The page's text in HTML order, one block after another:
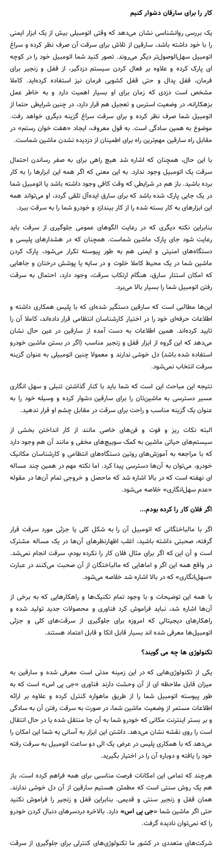
کار را برای سارقان دشوار کنیم
یک بررسی روانشناسی نشان می‌دهد که وقتی اتومبیلی بیش از یک ابزار ایمنی
را با خود داشته باشد، سارقین از تلاش برای سرقت آن صرف نظر کرده و سراغ
اتومبیل سهل‌الوصول‌تر دیگر می‌روند. تصور کنید شما اتومبیل خود را در کوچه
ای پارک کرده و علاوه بر فعال کردن سیستم دزدگیر، از قفل و زنجیر برای
فرمان، قفل پدال و حتی قفل کشویی فرمان نیز استفاده کرده‌اید. کاملا
مشخص است دزدی که زمان برای او بسیار اهمیت دارد و به خاطر عمل
بزهکارانه، در وضعیت استرس و تعجیل هم قرار دارد، در چنین شرایطی حتما از
اتومبیل شما صرف نظر کرده و برای سرقت سراغ گزینه دیگری خواهد رفت.
موضوع به همین سادگی است. به قول معروف، ایجاد «هفت خوان رستم» در
مقابل راه سارقین مهم‌ترین راه برای اطمینان از دزدیده نشدن ماشین شماست.
با این حال، همچنان که اشاره شد هیچ راهی برای به صفر رساندن احتمال
سرقت یک اتومبیل وجود ندارد. به این معنی که اگر همه این ابزارها را به کار
برده باشید. باز هم در شرایطی که وقت کافی وجود داشته باشد یا اتومبیل شما
در یک جایی پارک شده باشد که برای سارق ایده‌آل تلقی گردد، او می‌تواند همه
این ابزارهای به کار بسته شده را از کار بیندازد و خودرو شما را به سرقت ببرد.
بنابراین نکته دیگری که در رعایت الگو‌های عمومی‌ جلوگیری از سرقت باید
رعایت شود جای پارک ماشین شماست. همچنان که در هشدارهای پلیسی و
دستگاه‌های امنیتی و ایمنی هم به طور پیوسته تکرار می‌شود، پارک کردن
ماشین شما در یک محیط کاملا خلوت و در سایه یا پوشش درختان و جاهایی
که امکان استتار سارق، هنگام ارتکاب سرقت، وجود دارد، احتمال به سرقت
رفتن اتومبیل شما را بسیار بالا می‌برد.
این‌ها مطالبی است که سارقین دستگیر شده‌ای که با پلیس همکاری داشته و
اطلاعات حرفه‌ای خود را در اختیار کارشناسان انتظامی ‌قرار داده‌اند، کاملا آن را
تایید کرده‌اند. همین اطلاعات به دست آمده از سارقین در عین حال نشان
می‌دهد که این گروه از ابزار قفل و زنجیر مناسب (اگر در بستن ماشین خودرو
استفاده شده باشد) دل خوشی ندارند و معمولا چنین اتومبیلی به عنوان گزینه
سرقت انتخاب نمی‌شود.
نتیجه این مباحث این است که شما باید با کنار گذاشتن تنبلی و سهل انگاری
مسیر دسترسی به ماشین‌تان را برای سارقین دشوار کرده و وسیله خود را به
عنوان یک گزینه مناسب و راحت برای سرقت در مقابل چشم او قرار ندهید.
البته نکات ریز و فوت و فن‌های خاصی مانند از کار انداختن بخشی از
سیستم‌های حیاتی ماشین به کمک سوییچ‌های مخفی و مانند آن هم وجود دارد
که با مراجعه به آموزش‌های روتین دستگاه‌های انتظامی‌ و کارشناسان مکانیک
خودرو، می‌توان به آن‌ها دسترسی پیدا کرد. اما نکته مهم در همین چند مساله
ای نهفته است که در بالا اشاره شد که ماحصل و خروجی تمام آن‌ها در مقوله
«عدم سهل‌انگاری» خلاصه می‌شود.
اگر فلان کار را کرده بودم...
اگر با مالباختگانی که اتومبیل آن را به شکل کلی یا جزئی مورد سرقت قرار
گرفته، صحبتی داشته باشید، اغلب اظهارنظرهای آن‌ها در یک مساله مشترک
است و آن این که اگر برای مثال فلان کار را نکرده بودم، سرقت انجام نمی‌شد.
در واقع همه این اگر و اما‌هایی که مالباختگان از آن صحبت می‌کنند در عبارت
«سهل‌انگاری» که در بالا اشاره شد خلاصه می‌شود.
با همه این توضیحات و با وجود تمام تکنیک‌ها و راهکارهایی که به برخی از
آن‌ها اشاره شد، نباید فراموش کرد فناوری و محصولات جدید تولید شده و
راهکارهای دیجیتالی که امروزه برای جلوگیری از سرقت‌های کلی و جزئی
اتومبیل‌ها معرفی شده اند بسیار قابل اتکا و قابل اعتماد هستند.
تکنولوژی ها چه می گویند؟‌
یکی از تکنولوژی‌هایی که در این زمینه مدتی است معرفی شده و سارقین به
میزان قابل ملاحظه ای از آن وحشت دارند فناوری «جی پی اس» است که به
طور پیوسته اتومبیل شما را از طریق ماهواره کنترل کرده و علاوه بر ارائه
اطلاعات مستمر از وضعیت ماشین شما، در صورت به سرقت رفتن آن به سادگی
و بر بستر اینترنت مکانی که خودرو شما به آن جا منتقل شده یا در حال انتقال
است را روی نقشه نشان می‌دهد. داشتن این ابزار به آسانی به شما این امکان را
می‌دهد که با همکاری پلیس در عرض یک الی دو ساعت اتومبیل به سرقت رفته
خود را یافته و دوباره آن را در اختیار بگیرید.
هرچند که تمامی ‌این امکانات فرصت مناسبی برای همه فراهم کرده است، باز
هم یک روش سنتی است که مطمئن هستیم سارقین از آن دل خوشی ندارند.
همان قفل و زنجیر سنتی و قدیمی. بنابراین قفل و زنجیر را فراموش نکنید
حتی اگر ماشین شما «جی پی اس» دارد. بالاخره دردسرهای دنبال کردن خودرو
را که نمی‌توان نادیده گرفت.
شرکت‌های متعددی در کشور ما تکنولوژی‌های کنترلی برای جلوگیری از سرقت